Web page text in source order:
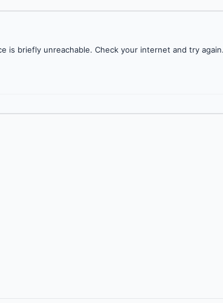
is briefly unreachable. Check your internet and try again.